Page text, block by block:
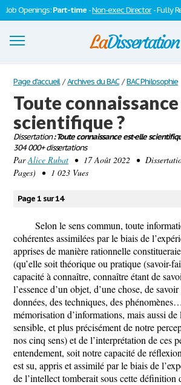
Job Openings:Part-time -Non-exec Director- Fully
Dissertations
S'inscrire
Se connecter
Contactez-nous
Page d'accueil / Archives du BAC / BAC Philosophie
Toute
scientifique ?
Dissertation: Toute connaissance est-elle
304 000+ dissertations
ParAlice Rubat • 17 Août 2022 •
Pages) • 1 023 Vues
Page 1 sur 14
Selon le sens commun, toute
cohérentes assimilées par le biais de
apprises de manière rationnelle
(qu’elle soit théorique ou pratique (savoir-
capacité à connaître, connaître étant de
l’essence d’un objet, d’une chose, de
données, des techniques, des
mémorisation d’informations, mais aussi de
sensible, et plus précisément de notre
nos cinq sens) et de l’interprétation de ces
entendement, soit notre capacité de
est su, appris et assimilé par le biais de
de l’intellect tomberait sous cette définition